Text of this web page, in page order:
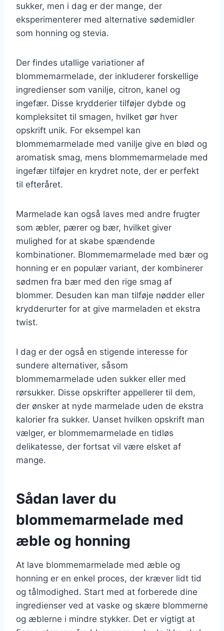
sukker, men i dag er der mange, der
eksperimenterer med alternative sødemidler
som honning og stevia.
Der findes utallige variationer af
blommemarmelade, der inkluderer forskellige
ingredienser som vanilje, citron, kanel og
ingefær. Disse krydderier tilføjer dybde og
kompleksitet til smagen, hvilket gør hver
opskrift unik. For eksempel kan
blommemarmelade med vanilje give en blød og
aromatisk smag, mens blommemarmelade med
ingefær tilføjer en krydret note, der er perfekt
til efteråret.
Marmelade kan også laves med andre frugter
som æbler, pærer og bær, hvilket giver
mulighed for at skabe spændende
kombinationer. Blommemarmelade med bær og
honning er en populær variant, der kombinerer
sødmen fra bær med den rige smag af
blommer. Desuden kan man tilføje nødder eller
krydderurter for at give marmeladen et ekstra
twist.
I dag er der også en stigende interesse for
sundere alternativer, såsom
blommemarmelade uden sukker eller med
rørsukker. Disse opskrifter appellerer til dem,
der ønsker at nyde marmelade uden de ekstra
kalorier fra sukker. Uanset hvilken opskrift man
vælger, er blommemarmelade en tidløs
delikatesse, der fortsat vil være elsket af
mange.
Sådan laver du
blommemarmelade med
æble og honning
At lave blommemarmelade med æble og
honning er en enkel proces, der kræver lidt tid
og tålmodighed. Start med at forberede dine
ingredienser ved at vaske og skære blommerne
og æblerne i mindre stykker. Det er vigtigt at